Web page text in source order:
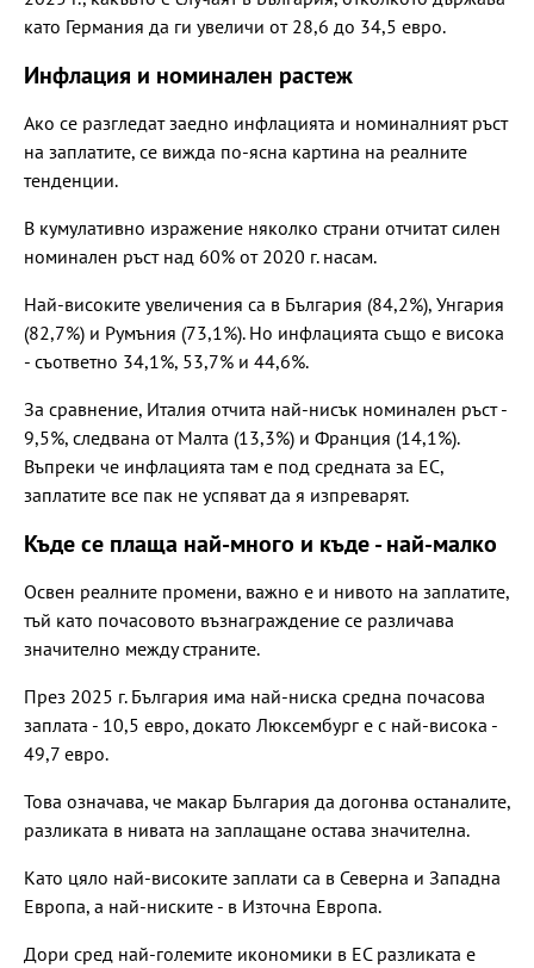
като Германия да ги увеличи от 28,6 до 34,5 евро.
Инфлация и номинален растеж
Ако се разгледат заедно инфлацията и номиналният ръст
на заплатите, се вижда по-ясна картина на реалните
тенденции.
В кумулативно изражение няколко страни отчитат силен
номинален ръст над 60% от 2020 г. насам.
Най-високите увеличения са в България (84,2%), Унгария
(82,7%) и Румъния (73,1%). Но инфлацията също е висока
- съответно 34,1%, 53,7% и 44,6%.
За сравнение, Италия отчита най-нисък номинален ръст -
9,5%, следвана от Малта (13,3%) и Франция (14,1%).
Въпреки че инфлацията там е под средната за ЕС,
заплатите все пак не успяват да я изпреварят.
Къде се плаща най-много и къде - най-малко
Освен реалните промени, важно е и нивото на заплатите,
тъй като почасовото възнаграждение се различава
значително между страните.
През 2025 г. България има най-ниска средна почасова
заплата - 10,5 евро, докато Люксембург е с най-висока -
49,7 евро.
Това означава, че макар България да догонва останалите,
разликата в нивата на заплащане остава значителна.
Като цяло най-високите заплати са в Северна и Западна
Европа, а най-ниските - в Източна Европа.
Дори сред най-големите икономики в ЕС разликата е